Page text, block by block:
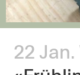
22 Jan.